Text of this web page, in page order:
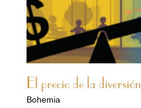
El precio de la diversión
Bohemia